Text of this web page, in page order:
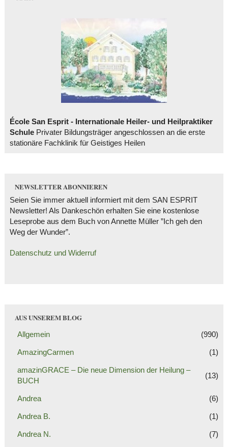
École San Esprit - Internationale Heiler- und Heilpraktiker
SchulePrivater Bildungsträger angeschlossen an die erste
stationäre Fachklinik für Geistiges Heilen
NEWSLETTER ABONNIEREN
Seien Sie immer aktuell informiert mit dem SAN ESPRIT
Newsletter! Als Dankeschön erhalten Sie eine kostenlose
Leseprobe aus dem Buch von Annette Müller ”Ich geh den
Weg der Wunder”.
Datenschutz und Widerruf
AUS UNSEREM BLOG
Allgemein (990)
AmazingCarmen (1)
amazinGRACE – Die neue Dimension der Heilung –
BUCH
(13)
Andrea (6)
Andrea B. (1)
Andrea N. (7)